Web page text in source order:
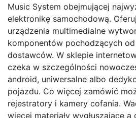
Music System obejmującej
elektronikę samochodową.
urządzenia multimedialne
komponentów pochodzących
dostawców. W sklepie
czeka w szczególności
android, uniwersalne albo
pojazdu. Co więcej zamówić
rejestratory i kamery cofania.
więcej materiały wygłuszające